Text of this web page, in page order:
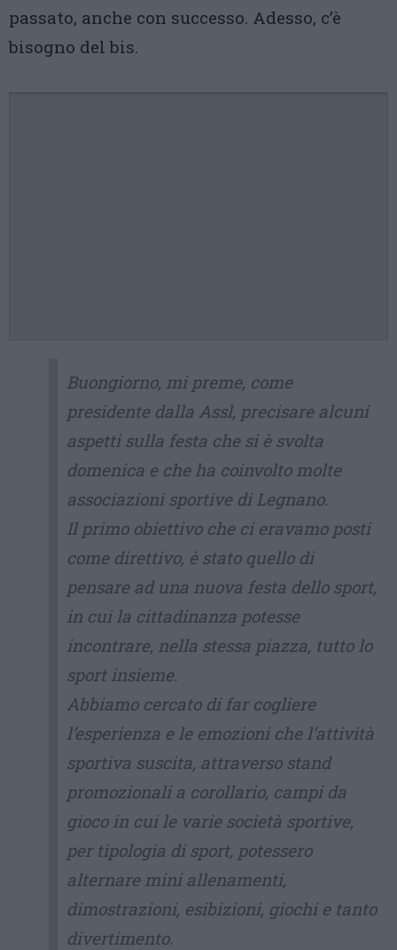
passato, anche con successo. Adesso, c’è
bisogno del bis.
Buongiorno, mi preme, come
presidente dalla Assl, precisare alcuni
aspetti sulla festa che si è svolta
domenica e che ha coinvolto molte
associazioni sportive di Legnano.
Il primo obiettivo che ci eravamo posti
come direttivo, è stato quello di
pensare ad una nuova festa dello sport,
in cui la cittadinanza potesse
incontrare, nella stessa piazza, tutto lo
sport insieme.
Abbiamo cercato di far cogliere
l’esperienza e le emozioni che l’attività
sportiva suscita, attraverso stand
promozionali a corollario, campi da
gioco in cui le varie società sportive,
per tipologia di sport, potessero
alternare mini allenamenti,
dimostrazioni, esibizioni, giochi e tanto
divertimento.